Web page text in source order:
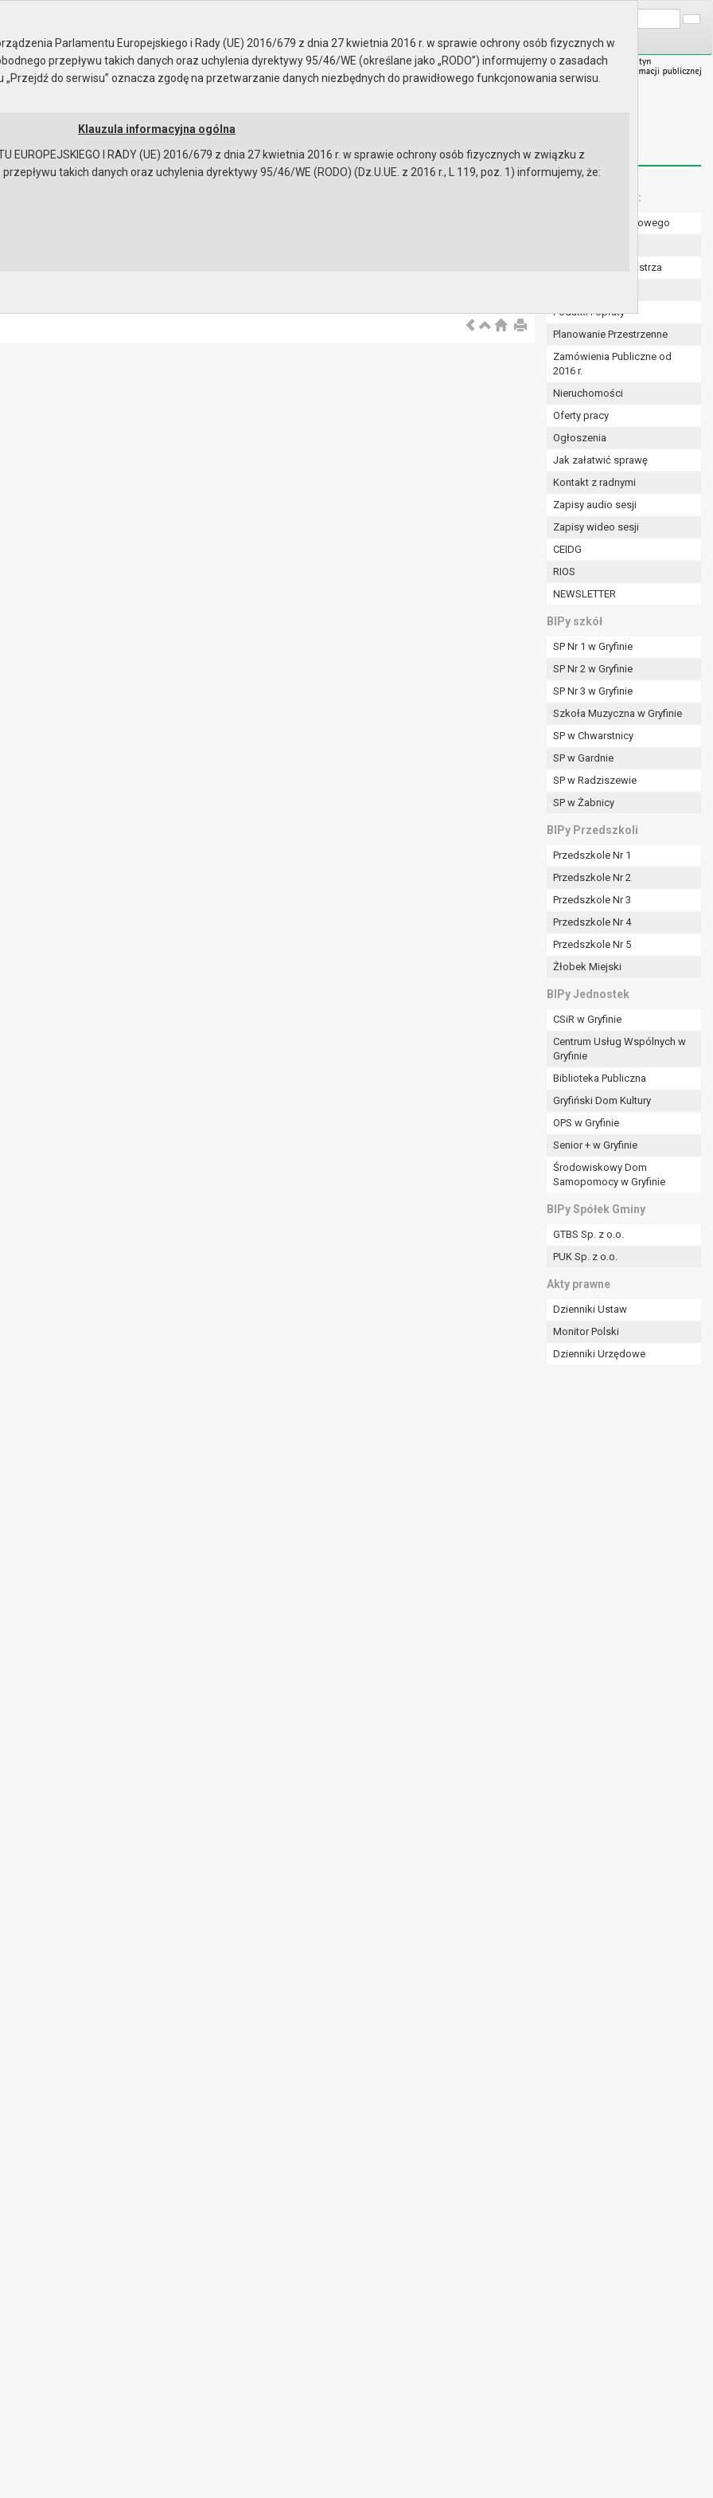
Instrukcja korzystania Dostępność
- 30.01.2025 Menu dodatkowe:
Numer konta bankowego
Zarządzenia Burmistrza
Podatki i opłaty
Planowanie Przestrzenne
Zamówienia Publiczne od
2016 r.
Nieruchomości
Oferty pracy
Ogłoszenia
Jak załatwić sprawę
Kontakt z radnymi
Zapisy audio sesji
Zapisy wideo sesji
CEIDG
RIOS
NEWSLETTER
BIPy szkół
SP Nr 1 w Gryfinie
SP Nr 2 w Gryfinie
SP Nr 3 w Gryfinie
Szkoła Muzyczna w Gryfinie
SP w Chwarstnicy
SP w Gardnie
SP w Radziszewie
SP w Żabnicy
BIPy Przedszkoli
Przedszkole Nr 1
Przedszkole Nr 2
Przedszkole Nr 3
Przedszkole Nr 4
Przedszkole Nr 5
Żłobek Miejski
BIPy Jednostek
CSiR w Gryfinie
Centrum Usług Wspólnych w
Gryfinie
Biblioteka Publiczna
Gryfiński Dom Kultury
OPS w Gryfinie
Senior + w Gryfinie
Środowiskowy Dom
Samopomocy w Gryfinie
BIPy Spółek Gminy
GTBS Sp. z o.o.
PUK Sp. z o.o.
Akty prawne
Dzienniki Ustaw
Monitor Polski
Dzienniki Urzędowe
Parlamentu Europejskiego i Rady (UE) 2016/679 z dnia 27 kwietnia 2016 r. w sprawie ochrony osób fizycznych w
przepływu takich danych oraz uchylenia dyrektywy 95/46/WE (określane jako „RODO”) informujemy o zasadach
do serwisu” oznacza zgodę na przetwarzanie danych niezbędnych do prawidłowego funkcjonowania serwisu.
Klauzula informacyjna ogólna
EUROPEJSKIEGO I RADY (UE) 2016/679 z dnia 27 kwietnia 2016 r. w sprawie ochrony osób fizycznych w związku z
takich danych oraz uchylenia dyrektywy 95/46/WE (RODO) (Dz.U.UE. z 2016 r., L 119, poz. 1) informujemy, że:
przepisami prawa w celu:
a w szczególności ustawy z dnia 8 marca 1990 r. o samorządzie gminnym (Dz.U. z 2017r., poz. 1875 ze zm.) oraz z
a także obowiązków i zadań zleconych przez instytucje nadrzędne wobec Gminy;
lub innej osoby fizycznej;
są wyłącznie na podstawie wcześniej udzielonej zgody w zakresie i celu określonym w treści zgody.
w pkt. 3, dane osobowe mogą być udostępniane innym upoważnionym odbiorcom lub kategoriom odbiorców danych
niezbędny do realizacji celu dla jakiego zostały zebrane oraz zgodnie z terminami archiwizacji określonymi przez
zgody osoby, której dane dotyczą przetwarzanie odbywa się do czasu wycofania tej zgody.
zawarcia i realizacji umowy przetwarzanie odbywa się przez okres niezbędny do realizacji zawartej umowy, a po tym
dla zabezpieczenia ewentualnych roszczeń, a w przypadku wyrażenia zgody na przetwarzanie danych po zakończeniu i
od momentu pozyskania przechowywane są przez okres wynikający z umowy o dofinansowanie zawartej między
i konieczności zachowania dokumentacji projektu do celów kontrolnych.
osobowych przysługuje Pani/Panu:
ich kopii na podstawie art. 15 RODO;
art. 16 RODO,
prawo do bycia zapomnianym) na podstawie art. 17 RODO, w przypadku gdy:
były zebrane lub w inny sposób przetwarzane,
na przetwarzanie danych osobowych, która jest podstawą przetwarzania danych i nie ma innej podstawy prawnej
z prawem,
się z obowiązku wynikającego z przepisów prawa;
danych osobowych – na okres pozwalający administratorowi sprawdzić prawidłowość tych danych,
celów, ale osoba, której dane dotyczą, potrzebuje ich do ustalenia, obrony lub dochodzenia roszczeń,
wobec przetwarzania danych - do czasu ustalenia czy prawnie uzasadnione podstawy po stronie administratora są
RODO, w przypadku gdy łącznie spełnione są następujące przesłanki:
umowy zawartej z osobą, której dane dotyczą lub na podstawie zgody wyrażonej przez tą osobę,
art. 21 RODO, wobec przetwarzania danych osobowych, którego podstawą prawną jest:
z prawnie uzasadnionych interesów realizowanych przez administratora lub przez stronę trzecią.
W razie wniesienia sprzeciwu, administrator nie może już przetwarzać tych danych osobowych, chyba że wykaże
do przetwarzania, nadrzędnych wobec interesów, praw i wolności osoby, której dane dotyczą, lub podstaw do
się na podstawie zgody osoby na przetwarzanie danych osobowych (art. 6 ust. 1 lit a RODO), przysługuje Pani/Panu
to nie ma wpływu na zgodność przetwarzania, którego dokonano na podstawie zgody przed jej cofnięciem.
nadzorczego na niezgodne z prawem przetwarzanie Pani/Pana danych osobowych przez administratora.
Ochrony Danych Osobowych.
podanie danych osobowych jest dobrowolne albo jest wymogiem ustawowym lub umownym.
podejmowaniu decyzji, w tym również profilowaniu.